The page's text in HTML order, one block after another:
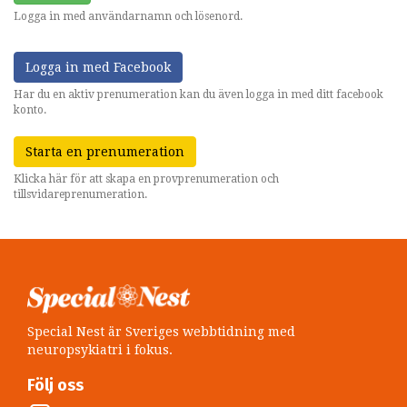
Logga in med användarnamn och lösenord.
Logga in med Facebook
Har du en aktiv prenumeration kan du även logga in med ditt facebook
konto.
Starta en prenumeration
Klicka här för att skapa en provprenumeration och
tillsvidareprenumeration.
Special Nest är Sveriges webbtidning med
neuropsykiatri i fokus.
Följ oss